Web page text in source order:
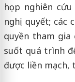
họp nghiên
nghị quyết; các
quyền tham gia
suốt quá trình
được liền mạch,